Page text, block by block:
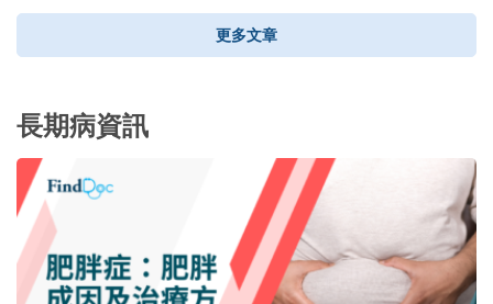
更多文章
長期病資訊